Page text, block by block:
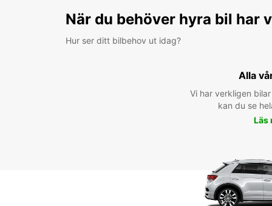
När du behöver hyra bil har
Hur ser ditt bilbehov ut idag?
Alla
Vi har verkligen
kan du se
Läs